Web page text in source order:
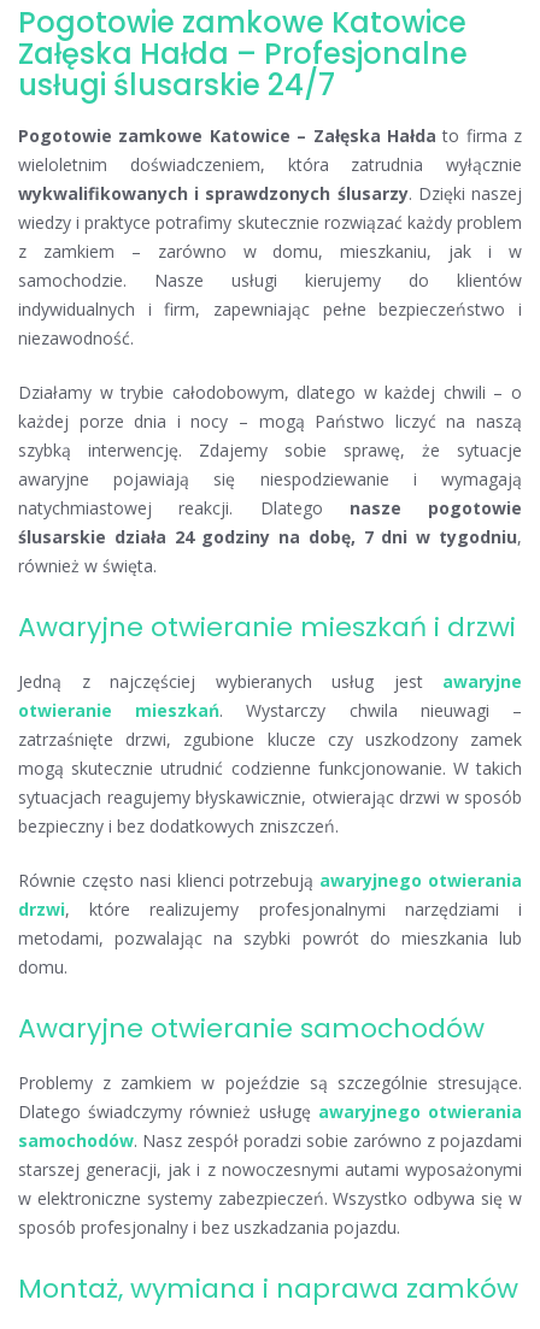
Pogotowie zamkowe Katowice
Załęska Hałda – Profesjonalne
usługi ślusarskie 24/7
Pogotowie zamkowe Katowice – Załęska Hałda to firma z
wieloletnim doświadczeniem, która zatrudnia wyłącznie
wykwalifikowanych i sprawdzonych ślusarzy. Dzięki naszej
wiedzy i praktyce potrafimy skutecznie rozwiązać każdy problem
z zamkiem – zarówno w domu, mieszkaniu, jak i w
samochodzie. Nasze usługi kierujemy do klientów
indywidualnych i firm, zapewniając pełne bezpieczeństwo i
niezawodność.
Działamy w trybie całodobowym, dlatego w każdej chwili – o
każdej porze dnia i nocy – mogą Państwo liczyć na naszą
szybką interwencję. Zdajemy sobie sprawę, że sytuacje
awaryjne pojawiają się niespodziewanie i wymagają
natychmiastowej reakcji. Dlatego nasze pogotowie
ślusarskie działa 24 godziny na dobę, 7 dni w tygodniu,
również w święta.
Awaryjne otwieranie mieszkań i drzwi
Jedną z najczęściej wybieranych usług jest awaryjne
otwieranie mieszkań. Wystarczy chwila nieuwagi –
zatrzaśnięte drzwi, zgubione klucze czy uszkodzony zamek
mogą skutecznie utrudnić codzienne funkcjonowanie. W takich
sytuacjach reagujemy błyskawicznie, otwierając drzwi w sposób
bezpieczny i bez dodatkowych zniszczeń.
Równie często nasi klienci potrzebują awaryjnego otwierania
drzwi, które realizujemy profesjonalnymi narzędziami i
metodami, pozwalając na szybki powrót do mieszkania lub
domu.
Awaryjne otwieranie samochodów
Problemy z zamkiem w pojeździe są szczególnie stresujące.
Dlatego świadczymy również usługę awaryjnego otwierania
samochodów. Nasz zespół poradzi sobie zarówno z pojazdami
starszej generacji, jak i z nowoczesnymi autami wyposażonymi
w elektroniczne systemy zabezpieczeń. Wszystko odbywa się w
sposób profesjonalny i bez uszkadzania pojazdu.
Montaż, wymiana i naprawa zamków